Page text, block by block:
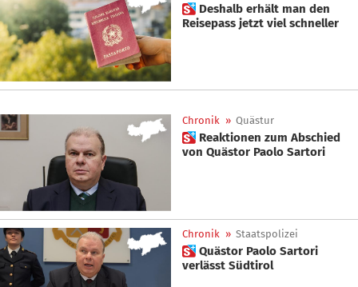
 Deshalb erhält man den
Reisepass jetzt viel schneller
Chronik » Quästur
 Reaktionen zum Abschied
von Quästor Paolo Sartori
Chronik » Staatspolizei
 Quästor Paolo Sartori
verlässt Südtirol